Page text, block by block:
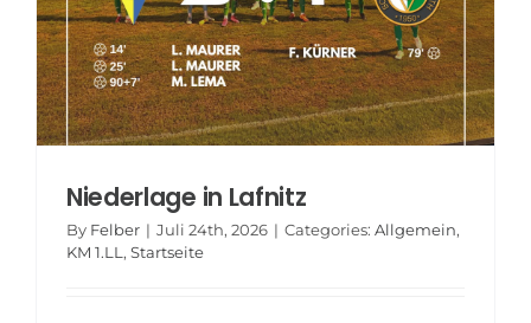
Niederlage in Lafnitz
By Felber | Juli 24th, 2026 | Categories: Allgemein,
KM 1.LL , Startseite